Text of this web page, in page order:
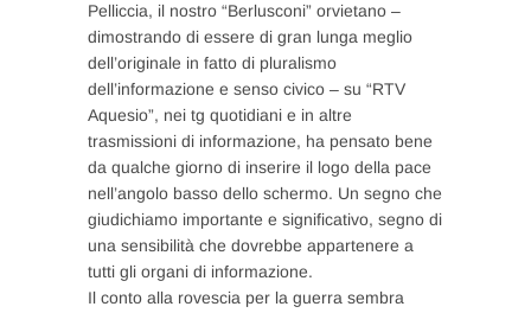
Pelliccia, il nostro “Berlusconi” orvietano –
dimostrando di essere di gran lunga meglio
dell’originale in fatto di pluralismo
dell’informazione e senso civico – su “RTV
Aquesio”, nei tg quotidiani e in altre
trasmissioni di informazione, ha pensato bene
da qualche giorno di inserire il logo della pace
nell’angolo basso dello schermo. Un segno che
giudichiamo importante e significativo, segno di
una sensibilità che dovrebbe appartenere a
tutti gli organi di informazione.
Il conto alla rovescia per la guerra sembra